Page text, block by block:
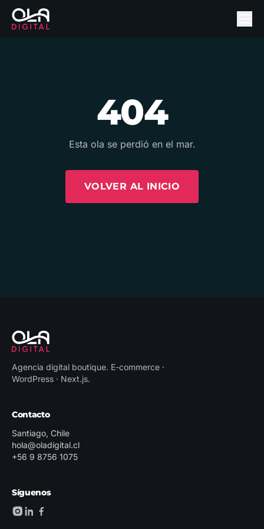
404
Esta ola se perdió en el mar.
VOLVER AL INICIO
Agencia digital boutique. E-commerce ·
WordPress · Next.js.
Contacto
Santiago, Chile
hola@oladigital.cl
+56 9 8756 1075
Síguenos